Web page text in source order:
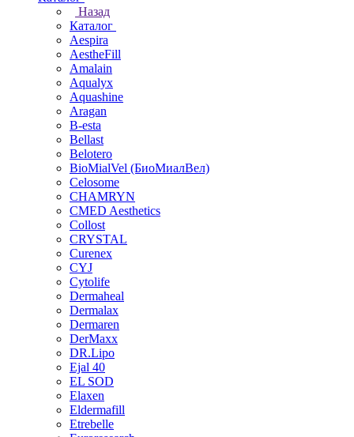
Назад
Каталог
Aespira
AestheFill
Amalain
Aqualyx
Aquashine
Aragan
B-esta
Bellast
Belotero
BioMialVel (БиоМиалВел)
Celosome
CHAMRYN
CMED Aesthetics
Collost
CRYSTAL
Curenex
CYJ
Cytolife
Dermaheal
Dermalax
Dermaren
DerMaxx
DR.Lipo
Ejal 40
EL SOD
Elaxen
Eldermafill
Etrebelle